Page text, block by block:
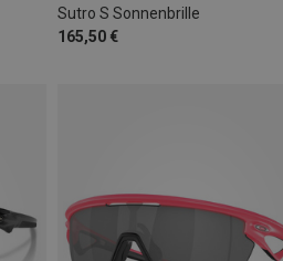
Sutro S Sonnenbrille
165,50 €